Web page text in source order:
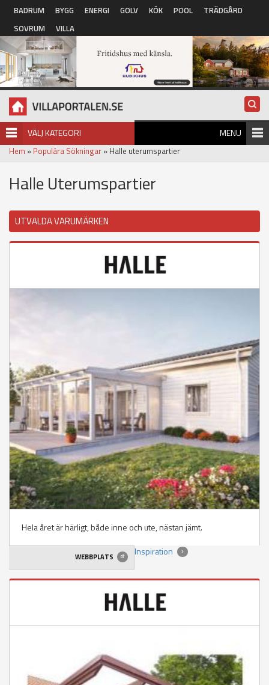
Hoppa till huvudinnehåll
BADRUM BYGG ENERGI GOLV KÖK POOL
TRÄDGÅRD
SOVRUM
VILLA
VÄLJ KATEGORI MENU
Hem » Populära Sökningar » Halle uterumspartier
Halle Uterumspartier
UTVALDA VARUMÄRKEN
Hela året är härligt, både inne och ute, nästan jämt.
Inspiration
WEBBPLATS